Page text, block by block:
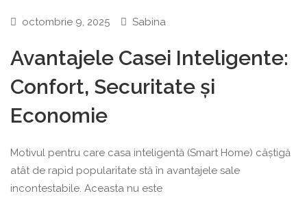
octombrie 9, 2025 Sabina
Avantajele Casei Inteligente:
Confort, Securitate și
Economie
Motivul pentru care casa inteligentă (Smart Home) câștigă
atât de rapid popularitate stă în avantajele sale
incontestabile. Aceasta nu este